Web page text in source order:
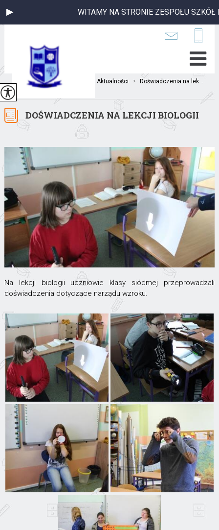
WITAMY NA STRONIE ZESPOŁU SZKÓŁ
Jesteś tutaj: Aktualności > Doświadczenia na lek ...
DOŚWIADCZENIA NA LEKCJI BIOLOGII
Na lekcji biologii uczniowie klasy siódmej przeprowadzali
doświadczenia dotyczące narządu wzroku.